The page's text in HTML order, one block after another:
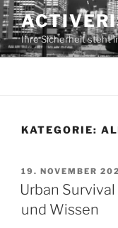
Zum
Inhalt
springenIhre Sicherheit steht
KATEGORIE:
VERÖFFENTLICHT
AM
19. NOVEMBER
Urban
und Wissen